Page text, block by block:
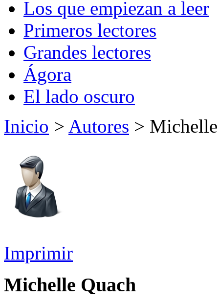
Los que empiezan a leer
Primeros lectores
Grandes lectores
Ágora
El lado oscuro
Inicio > Autores >
Imprimir
Michelle Quach